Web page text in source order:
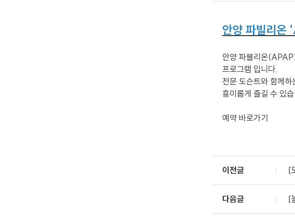
안양 파빌리온
안양 파블리온
프로그램 입니다.
전문 도슨트와 함께
흥미롭게 즐길 수 있습
예약 바로가기
이전글 [
다음글 [